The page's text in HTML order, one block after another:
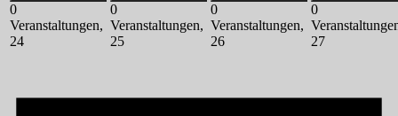
0
Veranstaltungen,
24
0
Veranstaltungen,
25
0
Veranstaltungen,
26
0
27